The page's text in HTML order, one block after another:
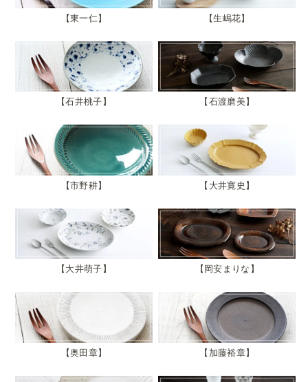
東一仁 生嶋花
石井桃子 石渡磨美
市野耕 大井寛史
大井萌子 岡安まりな
奥田章 加藤裕章